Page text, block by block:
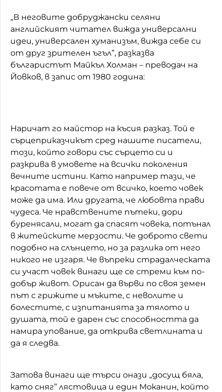
„В неговите добруджански селяни
английският читател вижда универсални
идеи, универсален хуманизъм, вижда себе си
от друг зрителен ъгъл”, разказва
българистът Майкъл Холман – преводач на
Йовков, в запис от 1980 година:
Наричат го майстор на късия разказ. Той е
сърцеприказчикът сред нашите писатели,
този, който говори със сърцето си и
разкрива в умовете на всички поколения
вечните истини. Като например тази, че
красотата е повече от всичко, което човек
може да има. Или другата, че любовта прави
чудеса. Че нравствените пътеки, дори
буренясали, могат да спасят човека, потънал
в житейските мерзости. Че доброто свети
подобно на слънцето, но за разлика от него
никого не изгаря. Че въпреки страдалческата
си участ човек винаги ще се стреми към по-
добър живот. Орисан да върви по своя земен
път с грижите и мъките, с неволите и
болестите, с изпитанията за тялото и
душата, той е дарен със способността да
намира упование, да открива светлината и
да я следва.
Затова винаги ще търси онази „досущ бяла,
като сняг” лястовица и един Моканин, който